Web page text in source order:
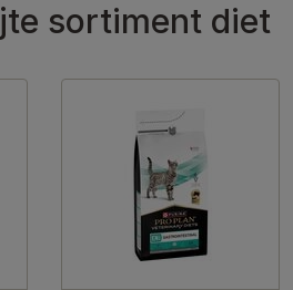
sortiment diet